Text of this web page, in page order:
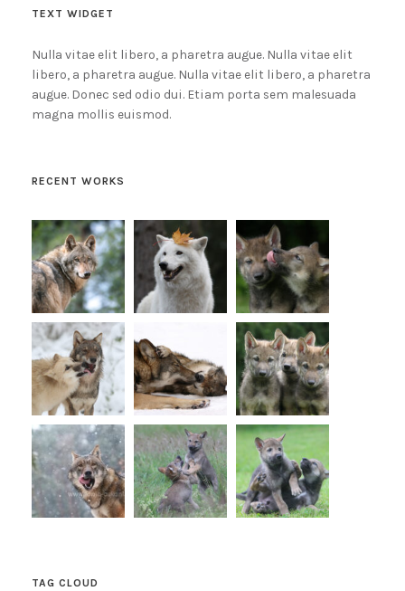
TEXT WIDGET
Nulla vitae elit libero, a pharetra augue. Nulla vitae elit
libero, a pharetra augue. Nulla vitae elit libero, a pharetra
augue. Donec sed odio dui. Etiam porta sem malesuada
magna mollis euismod.
RECENT WORKS
TAG CLOUD